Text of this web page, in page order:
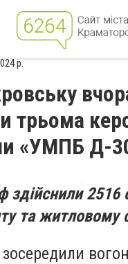
р.
трьома
«УМПБ Д-
здійснили 2516
та житловому